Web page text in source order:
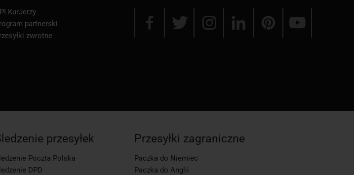
KurJerzy
partnerski
zwrotne
przesyłek
Poczta Polska
DPD
Przesyłki zagraniczne
Paczka do Niemiec
Paczka do Anglii